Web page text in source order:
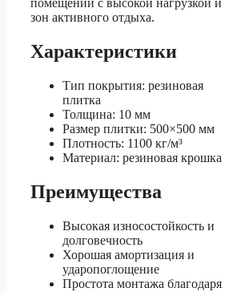
помещений с высокой нагрузкой и
зон активного отдыха.
Характеристики
Тип покрытия: резиновая
плитка
Толщина: 10 мм
Размер плитки: 500×500 мм
Плотность: 1100 кг/м³
Материал: резиновая крошка
Преимущества
Высокая износостойкость и
долговечность
Хорошая амортизация и
ударопоглощение
Простота монтажа благодаря